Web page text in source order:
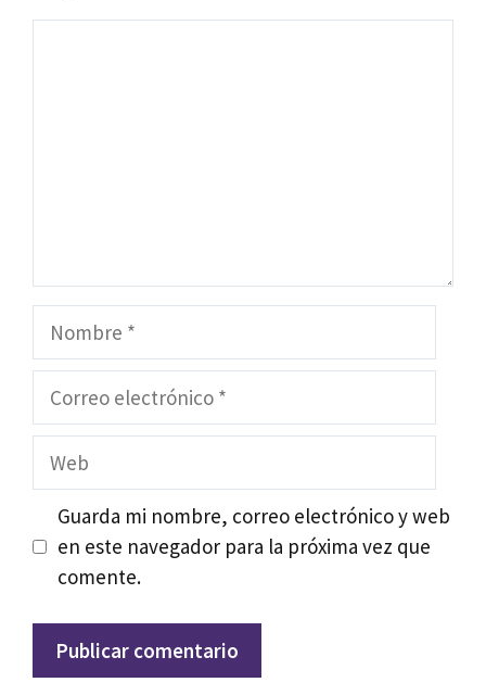
Nombre
Correo
Web
Guarda mi nombre, correo electrónico y web
en este navegador para la próxima vez que
comente.